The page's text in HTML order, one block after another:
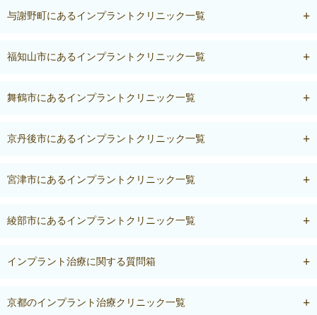
与謝野町にあるインプラントクリニック一覧
福知山市にあるインプラントクリニック一覧
舞鶴市にあるインプラントクリニック一覧
京丹後市にあるインプラントクリニック一覧
宮津市にあるインプラントクリニック一覧
綾部市にあるインプラントクリニック一覧
インプラント治療に関する質問箱
京都のインプラント治療クリニック一覧